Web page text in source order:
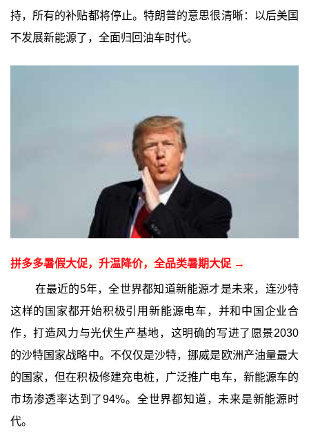
持，所有的补贴都将停止。特朗普的意思很清晰：以后美国
不发展新能源了，全面归回油车时代。
拼多多暑假大促，升温降价，全品类暑期大促 →
在最近的5年，全世界都知道新能源才是未来，连沙特
这样的国家都开始积极引用新能源电车，并和中国企业合
作，打造风力与光伏生产基地，这明确的写进了愿景2030
的沙特国家战略中。不仅仅是沙特，挪威是欧洲产油量最大
的国家，但在积极修建充电桩，广泛推广电车，新能源车的
市场渗透率达到了94%。全世界都知道，未来是新能源时
代。